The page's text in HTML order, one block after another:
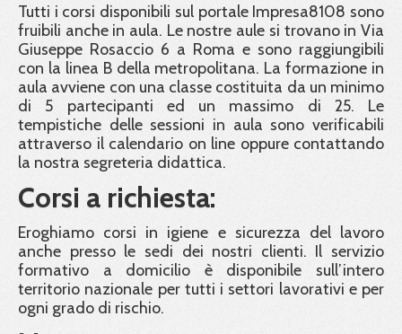
Tutti i corsi disponibili sul portale Impresa8108 sono
fruibili anche in aula. Le nostre aule si trovano in Via
Giuseppe Rosaccio 6 a Roma e sono raggiungibili
con la linea B della metropolitana. La formazione in
aula avviene con una classe costituita da un minimo
di 5 partecipanti ed un massimo di 25. Le
tempistiche delle sessioni in aula sono verificabili
attraverso il calendario on line oppure contattando
la nostra segreteria didattica.
Corsi a richiesta:
Eroghiamo corsi in igiene e sicurezza del lavoro
anche presso le sedi dei nostri clienti. Il servizio
formativo a domicilio è disponibile sull’intero
territorio nazionale per tutti i settori lavorativi e per
ogni grado di rischio.